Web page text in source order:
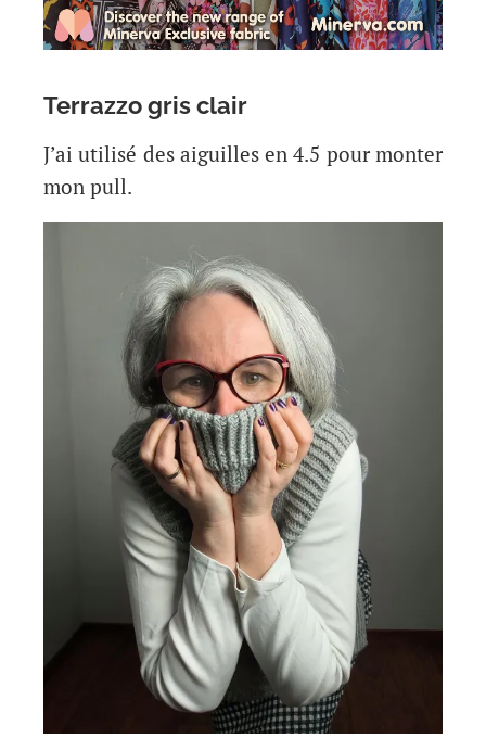
Terrazzo gris clair
J’ai utilisé des aiguilles en 4.5 pour monter
mon pull.